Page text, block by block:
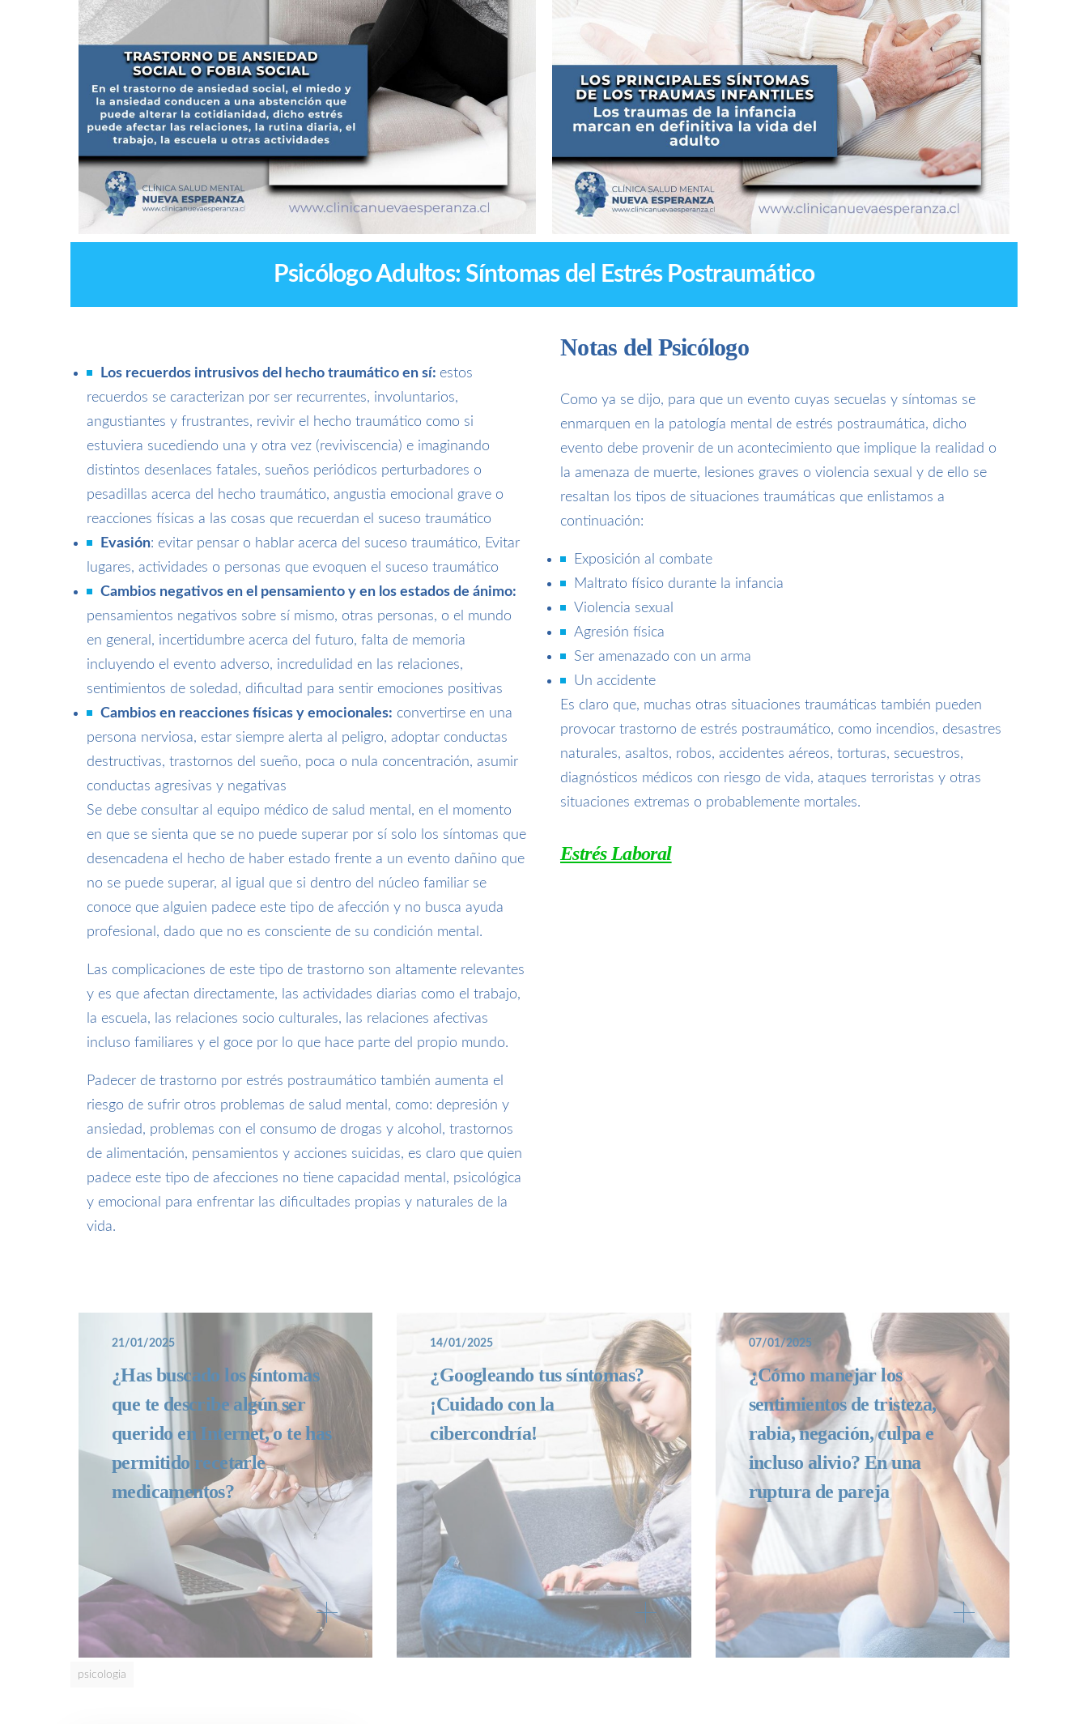
Psicólogo Adultos: Síntomas del Estrés Postraumático
Los recuerdos intrusivos del hecho traumático en sí: estos
recuerdos se caracterizan por ser recurrentes, involuntarios,
angustiantes y frustrantes, revivir el hecho traumático como si
estuviera sucediendo una y otra vez (reviviscencia) e imaginando
distintos desenlaces fatales, sueños periódicos perturbadores o
pesadillas acerca del hecho traumático, angustia emocional grave o
reacciones físicas a las cosas que recuerdan el suceso traumático
Evasión: evitar pensar o hablar acerca del suceso traumático, Evitar
lugares, actividades o personas que evoquen el suceso traumático
Cambios negativos en el pensamiento y en los estados de ánimo:
pensamientos negativos sobre sí mismo, otras personas, o el mundo
en general, incertidumbre acerca del futuro, falta de memoria
incluyendo el evento adverso, incredulidad en las relaciones,
sentimientos de soledad, dificultad para sentir emociones positivas
Cambios en reacciones físicas y emocionales: convertirse en una
persona nerviosa, estar siempre alerta al peligro, adoptar conductas
destructivas, trastornos del sueño, poca o nula concentración, asumir
conductas agresivas y negativas
Se debe consultar al equipo médico de salud mental, en el momento
en que se sienta que se no puede superar por sí solo los síntomas que
desencadena el hecho de haber estado frente a un evento dañino que
no se puede superar, al igual que si dentro del núcleo familiar se
conoce que alguien padece este tipo de afección y no busca ayuda
profesional, dado que no es consciente de su condición mental.
Las complicaciones de este tipo de trastorno son altamente relevantes
y es que afectan directamente, las actividades diarias como el trabajo,
la escuela, las relaciones socio culturales, las relaciones afectivas
incluso familiares y el goce por lo que hace parte del propio mundo.
Padecer de trastorno por estrés postraumático también aumenta el
riesgo de sufrir otros problemas de salud mental, como: depresión y
ansiedad, problemas con el consumo de drogas y alcohol, trastornos
de alimentación, pensamientos y acciones suicidas, es claro que quien
padece este tipo de afecciones no tiene capacidad mental, psicológica
y emocional para enfrentar las dificultades propias y naturales de la
vida.
Notas del Psicólogo
Como ya se dijo, para que un evento cuyas secuelas y síntomas se
enmarquen en la patología mental de estrés postraumática, dicho
evento debe provenir de un acontecimiento que implique la realidad o
la amenaza de muerte, lesiones graves o violencia sexual y de ello se
resaltan los tipos de situaciones traumáticas que enlistamos a
continuación:
Exposición al combate
Maltrato físico durante la infancia
Violencia sexual
Agresión física
Ser amenazado con un arma
Un accidente
Es claro que, muchas otras situaciones traumáticas también pueden
provocar trastorno de estrés postraumático, como incendios, desastres
naturales, asaltos, robos, accidentes aéreos, torturas, secuestros,
diagnósticos médicos con riesgo de vida, ataques terroristas y otras
situaciones extremas o probablemente mortales.
Estrés Laboral
21/01/2025
¿Has buscado los síntomas
que te describe algún ser
querido en Internet, o te has
permitido recetarle
medicamentos?
14/01/2025
¿Googleando tus síntomas?
¡Cuidado con la
cibercondría!
07/01/2025
¿Cómo manejar los
sentimientos de tristeza,
rabia, negación, culpa e
incluso alivio? En una
ruptura de pareja
psicologia